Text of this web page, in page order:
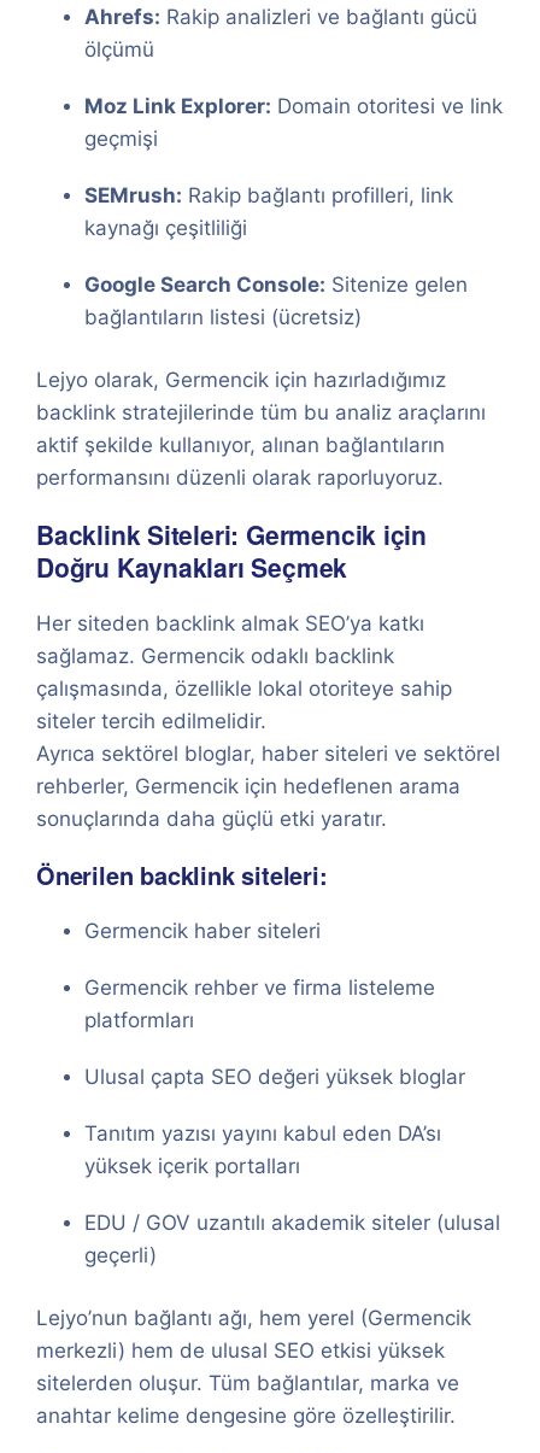
Ahrefs: Rakip analizleri ve bağlantı gücü
ölçümü
Moz Link Explorer: Domain otoritesi ve link
geçmişi
SEMrush: Rakip bağlantı profilleri, link
kaynağı çeşitliliği
Google Search Console: Sitenize gelen
bağlantıların listesi (ücretsiz)
Lejyo olarak, Germencik için hazırladığımız
backlink stratejilerinde tüm bu analiz araçlarını
aktif şekilde kullanıyor, alınan bağlantıların
performansını düzenli olarak raporluyoruz.
Backlink Siteleri: Germencik için
Doğru Kaynakları Seçmek
Her siteden backlink almak SEO’ya katkı
sağlamaz. Germencik odaklı backlink
çalışmasında, özellikle lokal otoriteye sahip
siteler tercih edilmelidir.
Ayrıca sektörel bloglar, haber siteleri ve sektörel
rehberler, Germencik için hedeflenen arama
sonuçlarında daha güçlü etki yaratır.
Önerilen backlink siteleri:
Germencik haber siteleri
Germencik rehber ve firma listeleme
platformları
Ulusal çapta SEO değeri yüksek bloglar
Tanıtım yazısı yayını kabul eden DA’sı
yüksek içerik portalları
EDU / GOV uzantılı akademik siteler (ulusal
geçerli)
Lejyo’nun bağlantı ağı, hem yerel (Germencik
merkezli) hem de ulusal SEO etkisi yüksek
sitelerden oluşur. Tüm bağlantılar, marka ve
anahtar kelime dengesine göre özelleştirilir.